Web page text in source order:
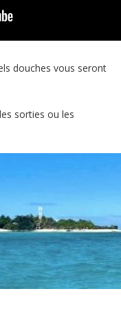
douches vous seront
sorties ou les